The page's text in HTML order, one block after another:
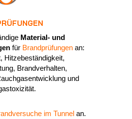
Material- und
für Brandprüfungenan:
Hitzebeständigkeit,
Brandverhalten,
und
im Tunnel an.